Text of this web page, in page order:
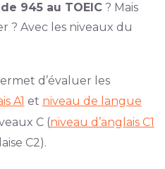
945 au TOEIC? Mais
? Avec les niveaux du
d’évaluer les
A1 et niveau de langue
C (niveau d’anglais C1
C2).